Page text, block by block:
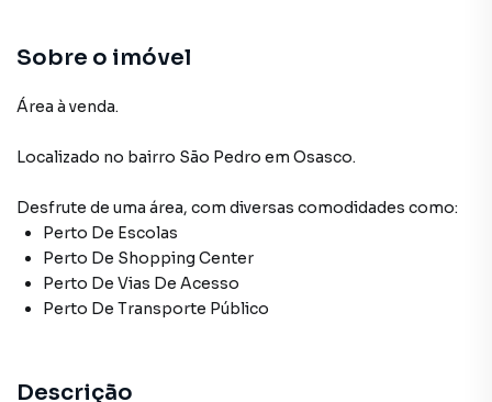
Sobre o imóvel
Área à venda.
Localizado no bairro São Pedro em Osasco.
Desfrute de uma área, com diversas comodidades como:
Perto De Escolas
Perto De Shopping Center
Perto De Vias De Acesso
Perto De Transporte Público
Descrição